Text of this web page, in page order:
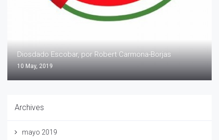
Diosdado Escobar, por Robert Carmona-Borjas
10 May, 2019
Archives
mayo 2019